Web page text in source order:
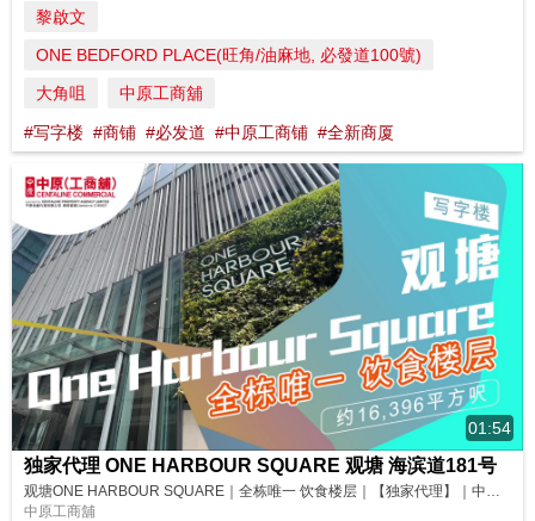
黎啟文
ONE BEDFORD PLACE(旺角/油麻地, 必發道100號)
大角咀
中原工商舖
#写字楼 #商铺 #必发道 #中原工商铺 #全新商厦
01:54
独家代理 ONE HARBOUR SQUARE 观塘 海滨道181号
中原工商舖